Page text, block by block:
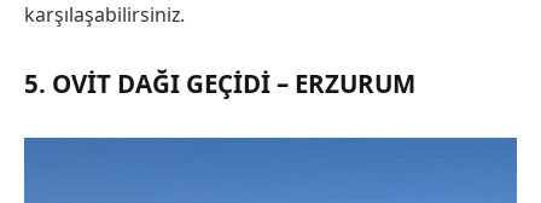
karşılaşabilirsiniz.
5. OVIT DAĞI GEÇIDI – ERZURUM